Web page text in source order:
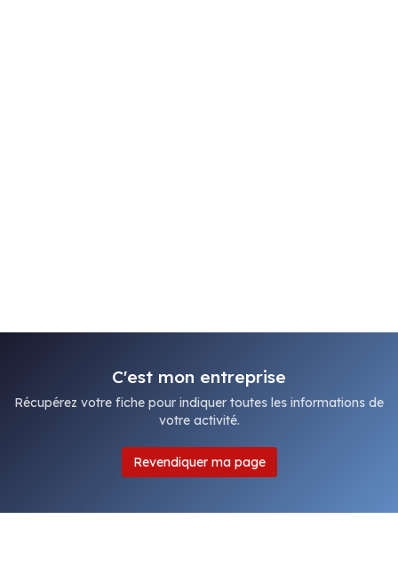
C'est mon entreprise
Récupérez votre fiche pour indiquer toutes les informations de
votre activité.
Revendiquer ma page